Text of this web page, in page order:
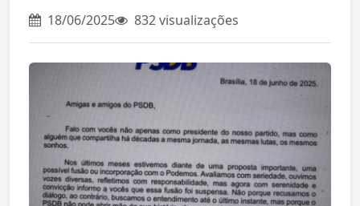
18/06/2025 832 visualizações